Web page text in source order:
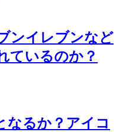
ンイレブンなど
ているのか？
なるか？アイコ